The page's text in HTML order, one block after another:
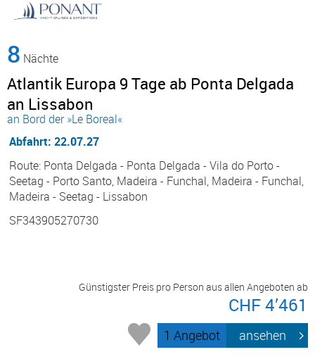
8 Nächte
Atlantik Europa 9 Tage ab Ponta Delgada
an Lissabon
an Bord der »Le Boreal«
Abfahrt: 22.07.27
Route: Ponta Delgada - Ponta Delgada - Vila do Porto -
Seetag - Porto Santo, Madeira - Funchal, Madeira - Funchal,
Madeira - Seetag - Lissabon
SF343905270730
Günstigster Preis pro Person aus allen Angeboten ab
CHF 4’461
1 Angebot ansehen